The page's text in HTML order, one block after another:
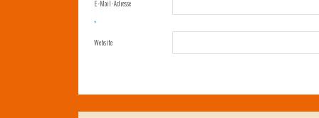
E-Mail-Adresse
*
Website